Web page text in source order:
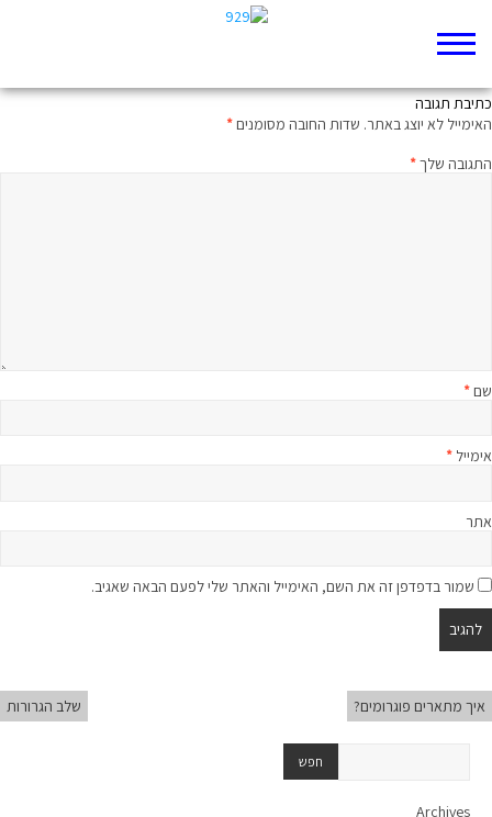
כתיבת תגובה
האימייל לא יוצג באתר. שדות החובה מסומנים*
התגובה שלך*
שם*
אימייל *
אתר
שמור בדפדפן זה את השם, האימייל והאתר שלי לפעם הבאה שאגיב.
איך מתארים פוגרומים? שלב הגרורות
Archives